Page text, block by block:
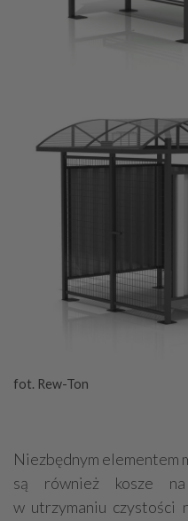
fot. Rew-Ton
Niezbędnym elementem
są również kosze
w utrzymaniu czystości